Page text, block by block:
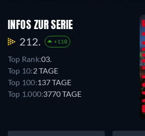
INFOS ZUR SERIE
212. +118
Top Rank:03.
Top 10:2 TAGE
Top 100:137 TAGE
Top 1.000:3770 TAGE